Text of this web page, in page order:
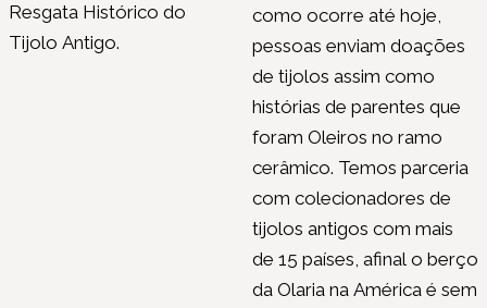
Resgata Histórico do
Tijolo Antigo.
como ocorre até hoje,
pessoas enviam doações
de tijolos assim como
histórias de parentes que
foram Oleiros no ramo
cerâmico. Temos parceria
com colecionadores de
tijolos antigos com mais
de 15 países, afinal o berço
da Olaria na América é sem